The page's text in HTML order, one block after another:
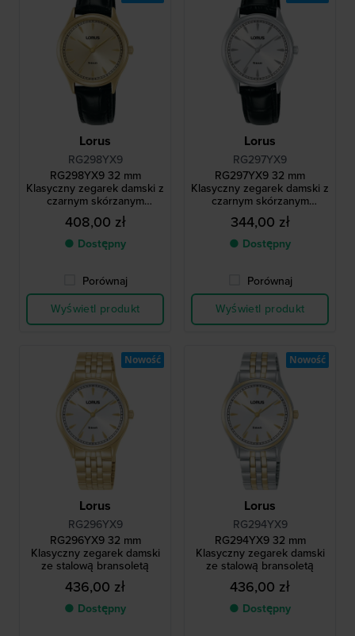
Lorus
RG298YX9
RG298YX9 32 mm
Klasyczny zegarek damski z
czarnym skórzanym
paskiem
408,00 zł
● Dostępny
Porównaj
Wyświetl produkt
Lorus
RG297YX9
RG297YX9 32 mm
Klasyczny zegarek damski z
czarnym skórzanym
paskiem
344,00 zł
● Dostępny
Porównaj
Wyświetl produkt
Lorus
RG296YX9
RG296YX9 32 mm
Klasyczny zegarek damski
ze stalową bransoletą
436,00 zł
● Dostępny
Nowość
Lorus
RG294YX9
RG294YX9 32 mm
Klasyczny zegarek damski
ze stalową bransoletą
436,00 zł
● Dostępny
Nowość